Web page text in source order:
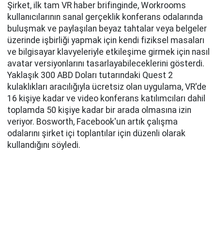
Şirket, ilk tam VR haber brifinginde, Workrooms
kullanıcılarının sanal gerçeklik konferans odalarında
buluşmak ve paylaşılan beyaz tahtalar veya belgeler
üzerinde işbirliği yapmak için kendi fiziksel masaları
ve bilgisayar klavyeleriyle etkileşime girmek için nasıl
avatar versiyonlarını tasarlayabileceklerini gösterdi.
Yaklaşık 300 ABD Doları tutarındaki Quest 2
kulaklıkları aracılığıyla ücretsiz olan uygulama, VR'de
16 kişiye kadar ve video konferans katılımcıları dahil
toplamda 50 kişiye kadar bir arada olmasına izin
veriyor. Bosworth, Facebook'un artık çalışma
odalarını şirket içi toplantılar için düzenli olarak
kullandığını söyledi.